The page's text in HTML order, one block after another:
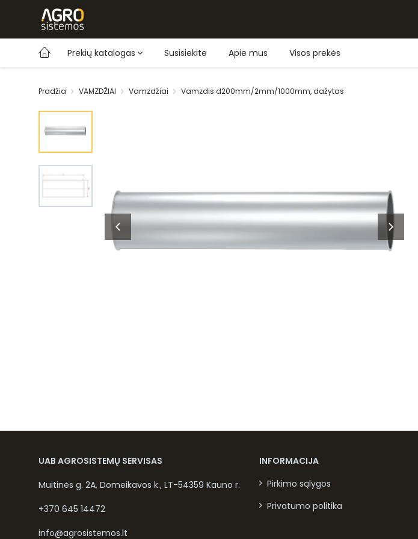
Prekių katalogas Susisiekite Apie mus Visos prekės
Pradžia VAMZDŽIAI Vamzdžiai Vamzdis d200mm/2mm/1000mm, dažytas
UAB AGROSISTEMŲ SERVISAS
Muitinės g. 2A, Domeikavos k., LT-54359 Kauno r.
+370 645 14472
info@agrosistemos.lt
INFORMACIJA
Pirkimo sąlygos
Privatumo politika